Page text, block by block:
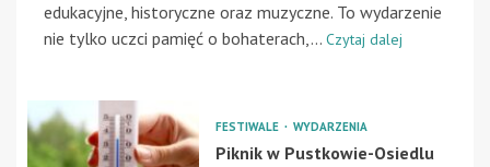
edukacyjne, historyczne oraz muzyczne. To wydarzenie
nie tylko uczci pamięć o bohaterach,... Czytaj dalej
FESTIWALE WYDARZENIA
Piknik w Pustkowie-Osiedlu